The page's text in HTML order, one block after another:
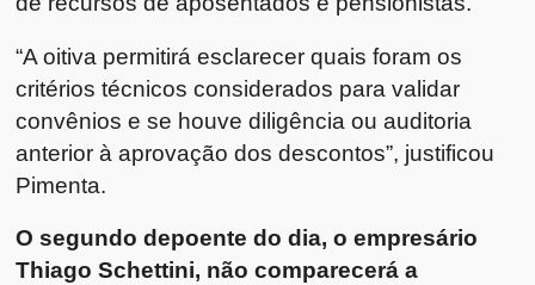
“A oitiva permitirá esclarecer quais foram os
critérios técnicos considerados para validar
convênios e se houve diligência ou auditoria
anterior à aprovação dos descontos”, justificou
Pimenta.
O segundo depoente do dia, o empresário
Thiago Schettini, não comparecerá a